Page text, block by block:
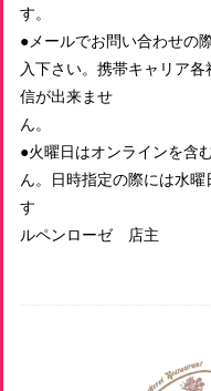
2026/05/27
●メールでお問い合わせの
入下さい。携帯キャリア
信が出来ませ
●火曜日はオンラインを含
ん。日時指定の際には水
ルペンローゼ 店主